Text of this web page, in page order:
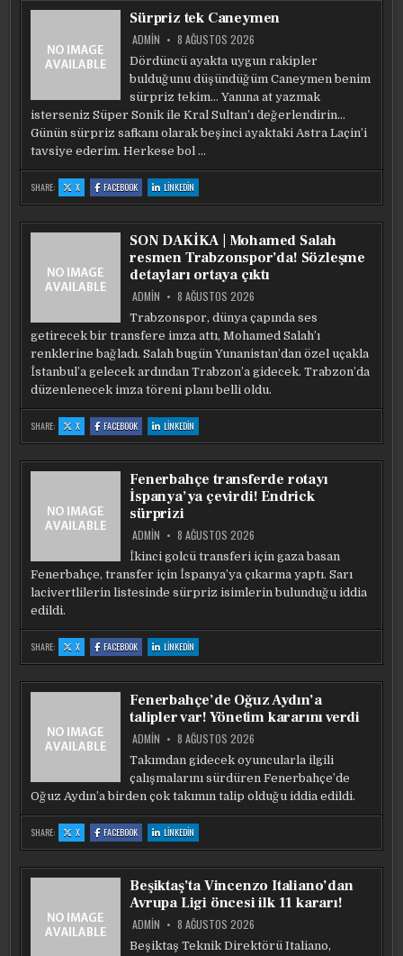
KANTE
KADROYA
EKLENDI
KADROYA
EKLENDI
Sürpriz tek Caneymen
ADMIN 8 AĞUSTOS 2026
Dördüncü ayakta uygun rakipler
bulduğunu düşündüğüm Caneymen benim
sürpriz tekim… Yanına at yazmak
isterseniz Süper Sonik ile Kral Sultan’ı değerlendirin…
Günün sürpriz safkanı olarak beşinci ayaktaki Astra Laçin’i
tavsiye ederim. Herkese bol …
SHARE: X:
SÜRPRIZ
TEK
FACEBOOK:
SÜRPRIZ
TEK
LINKEDIN
SÜRPRIZ
TEK
SON DAKİKA | Mohamed Salah
resmen Trabzonspor’da! Sözleşme
detayları ortaya çıktı
ADMIN 8 AĞUSTOS 2026
Trabzonspor, dünya çapında ses
getirecek bir transfere imza attı, Mohamed Salah’ı
renklerine bağladı. Salah bugün Yunanistan’dan özel uçakla
İstanbul’a gelecek ardından Trabzon’a gidecek. Trabzon’da
düzenlenecek imza töreni planı belli oldu.
SHARE: X:
SON
DAKİKA
MOHAMED
SALAH
TRABZONSPOR’DA!
DETAYLARI
ORTAYA
ÇIKTI
FACEBOOK:
SON
DAKİKA
MOHAMED
RESMEN
TRABZONSPOR’DA!
SÖZLEŞME
DETAYLARI
ORTAYA
ÇIKTI
LINKEDIN
SON
DAKİKA
MOHAMED
RESMEN
TRABZONSPOR’DA!
SÖZLEŞME
DETAYLARI
Fenerbahçe transferde rotayı
İspanya’ya çevirdi! Endrick
sürprizi
ADMIN 8 AĞUSTOS 2026
İkinci golcü transferi için gaza basan
Fenerbahçe, transfer için İspanya’ya çıkarma yaptı. Sarı
lacivertlilerin listesinde sürpriz isimlerin bulunduğu iddia
edildi.
SHARE: X:
FENERBAHÇE
TRANSFERDE
İSPANYA’YA
ÇEVIRDI!
FACEBOOK:
FENERBAHÇE
TRANSFERDE
İSPANYA’YA
ENDRICK
SÜRPRIZI
LINKEDIN
FENERBAHÇE
TRANSFERDE
İSPANYA’YA
ENDRICK
SÜRPRIZI
Fenerbahçe’de Oğuz Aydın’a
talipler var! Yönetim kararını verdi
ADMIN 8 AĞUSTOS 2026
Takımdan gidecek oyuncularla ilgili
çalışmalarını sürdüren Fenerbahçe’de
Oğuz Aydın’a birden çok takımın talip olduğu iddia edildi.
SHARE: X:
FENERBAHÇE’DE
OĞUZ
TALIPLER
VAR!
FACEBOOK:
FENERBAHÇE’DE
OĞUZ
TALIPLER
YÖNETIM
KARARINI
VERDI
LINKEDIN
FENERBAHÇE’DE
OĞUZ
TALIPLER
YÖNETIM
KARARINI
VERDI
Beşiktaş’ta Vincenzo Italiano’dan
Avrupa Ligi öncesi ilk 11 kararı!
ADMIN 8 AĞUSTOS 2026
Beşiktaş Teknik Direktörü Italiano,